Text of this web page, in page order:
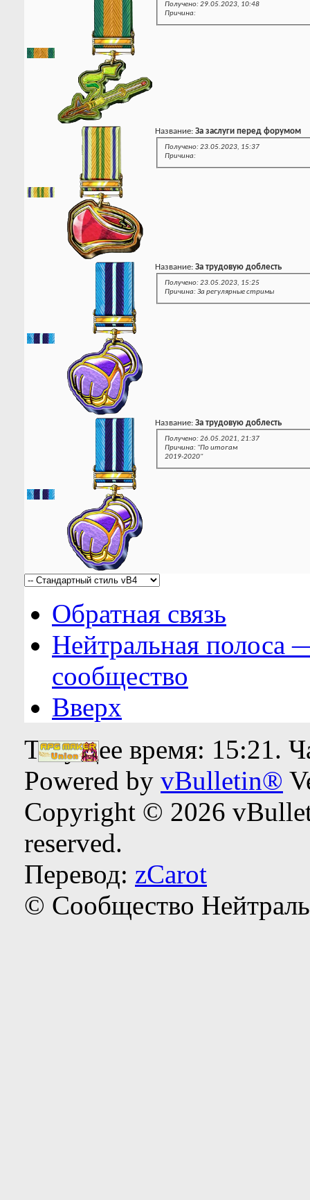
Получено: 29.05.2023, 10:48
Причина:
Название: За заслуги перед форумом
Получено: 23.05.2023, 15:37
Причина:
Название: За трудовую доблесть
Получено: 23.05.2023, 15:25
Причина: За регулярные стримы
Название: За трудовую доблесть
Получено: 26.05.2021, 21:37
Причина: "По итогам
2019-2020"
Обратная связь
Нейтральная полоса
сообщество
Вверх
Текущее время: 15:21.
Powered by vBulletin®
Copyright © 2026
reserved.
Перевод: zCarot
© Сообщество